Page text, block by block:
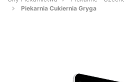
Piekarnia Cukiernia Gryga